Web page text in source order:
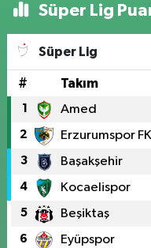
Süper Lig
Süper Lig
# Takım
1 Amed
2 Erzurumspor FK
3 Başakşehir
4 Kocaelispor
5 Beşiktaş
6 Eyüpspor